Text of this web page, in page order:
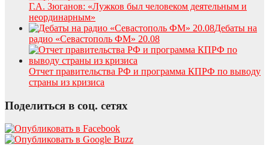
Г.А. Зюганов: «Лужков был человеком деятельным и
неординарным»
Дебаты на
радио «Севастополь ФМ» 20.08
Отчет правительства РФ и программа КПРФ по выводу
страны из кризиса
Поделиться в соц. сетях